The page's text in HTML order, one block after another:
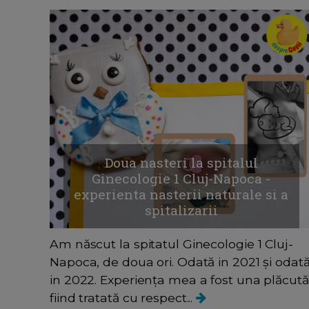
Doua nasteri la spitalul
Ginecologie 1 Cluj-Napoca -
experienta nasterii naturale si a
spitalizarii
Am născut la spitatul Ginecologie 1 Cluj-
Napoca, de doua ori. Odată in 2021 și
in 2022. Experiența mea a fost una
fiind tratată cu respect...